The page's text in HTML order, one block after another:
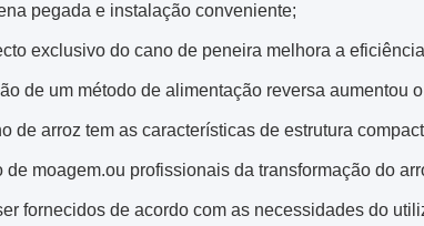
pegada e instalação conveniente;
exclusivo do cano de peneira melhora a
de um método de alimentação reversa aumentou
de arroz tem as características de estrutura
de moagem.ou profissionais da transformação do
fornecidos de acordo com as necessidades do